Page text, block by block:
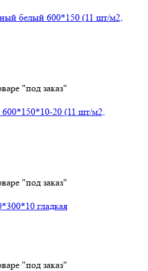
белый 600*150 (11 шт/м2,
"под заказ"
20 (11 шт/м2,
"под заказ"
гладкая
"под заказ"